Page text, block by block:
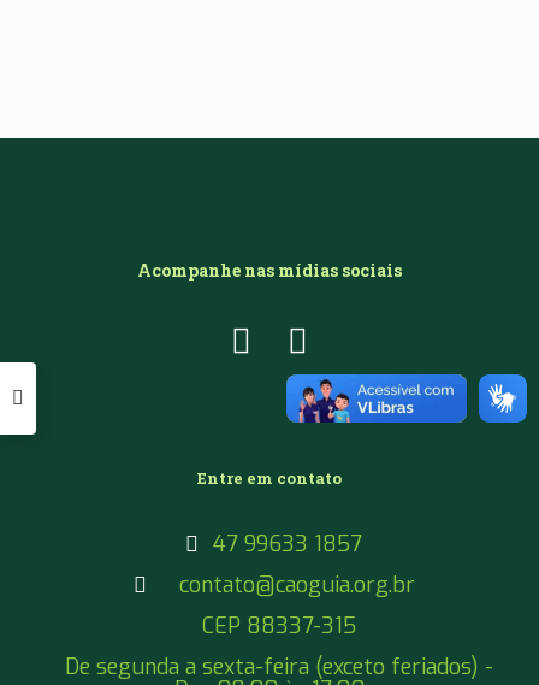
Acompanhe nas mídias sociais
Entre em contato
47 99633 1857
contato@caoguia.org.br
CEP 88337-315
De segunda a sexta-feira (exceto feriados) -